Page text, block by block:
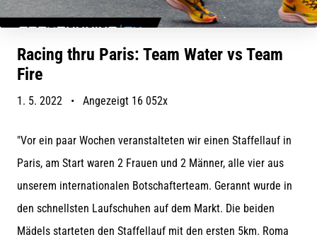
7. 8. 2026
•
Shuttle-
Run
und
Was
steckt
dahinter?
In
Praxis
Racing thru Paris: Team Water vs Team
Fire
1. 5. 2022 • Angezeigt 16 052x
"Vor ein paar Wochen veranstalteten wir einen Staffellauf in
Paris, am Start waren 2 Frauen und 2 Männer, alle vier aus
unserem internationalen Botschafterteam. Gerannt wurde in
den schnellsten Laufschuhen auf dem Markt. Die beiden
Mädels starteten den Staffellauf mit den ersten 5km. Roma